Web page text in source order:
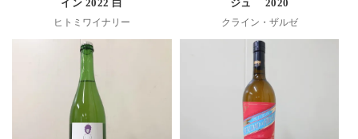
イン 2022 白
ヒトミワイナリー
ジュ 2020
クライン・ザルゼ